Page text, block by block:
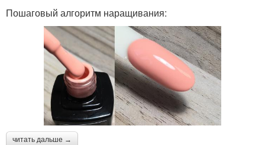
Пошаговый алгоритм наращивания:
читать дальше →